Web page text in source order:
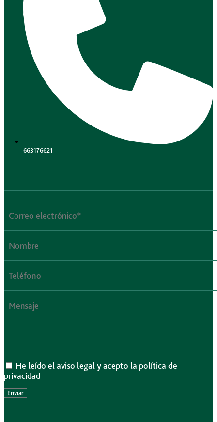
663176621
He leído el aviso legal y acepto la política de
privacidad
Enviar